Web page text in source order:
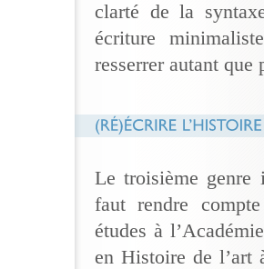
clarté de la
écriture
resserrer autant que
Le troisième genre
faut rendre
études à
en Histoire de l’art